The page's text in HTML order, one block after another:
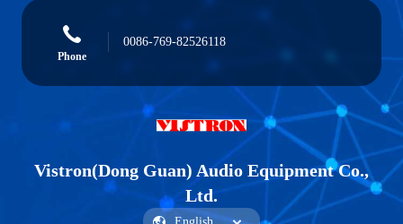
Phone
0086-769-82526118
Vistron(Dong Guan) Audio Equipment Co.,
Ltd.